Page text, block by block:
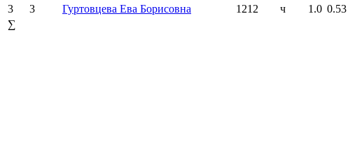
3
3 Гуртовцева Ева Борисовна 1212 ч 1.0 0.53
∑